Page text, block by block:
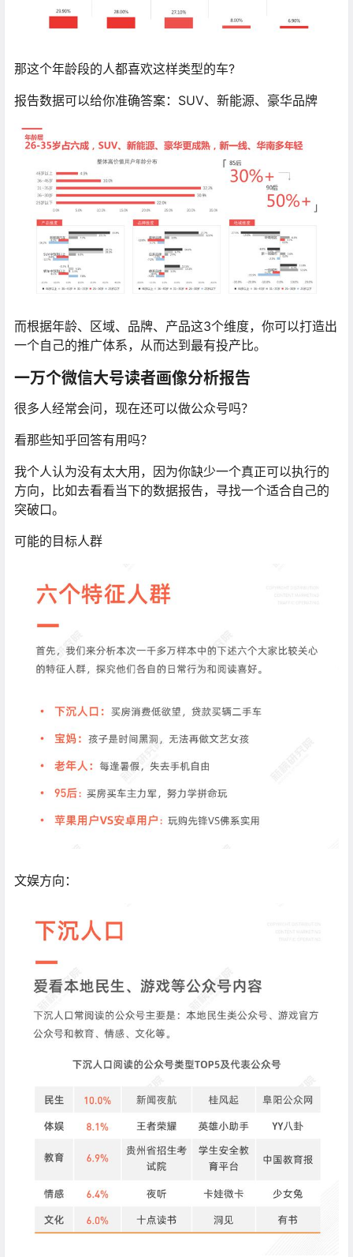
那这个年龄段的人都喜欢这样类型的车?
报告数据可以给你准确答案：SUV、新能源、豪华品牌
而根据年龄、区域、品牌、产品这3个维度，你可以打造出
一个自己的推广体系，从而达到最有投产比。
一万个微信大号读者画像分析报告
很多人经常会问，现在还可以做公众号吗？
看那些知乎回答有用吗？
我个人认为没有太大用，因为你缺少一个真正可以执行的
方向，比如去看看当下的数据报告，寻找一个适合自己的
突破口。
可能的目标人群
文娱方向：